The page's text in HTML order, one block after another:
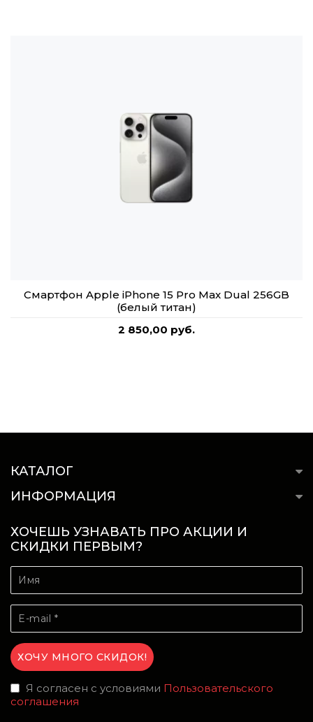
Смартфон Apple iPhone 15 Pro Max Dual 256GB
(белый титан)
2 850,00 руб.
КАТАЛОГ
ИНФОРМАЦИЯ
ХОЧЕШЬ УЗНАВАТЬ ПРО АКЦИИ И
СКИДКИ ПЕРВЫМ?
Я согласен с условиями Пользовательского
соглашения